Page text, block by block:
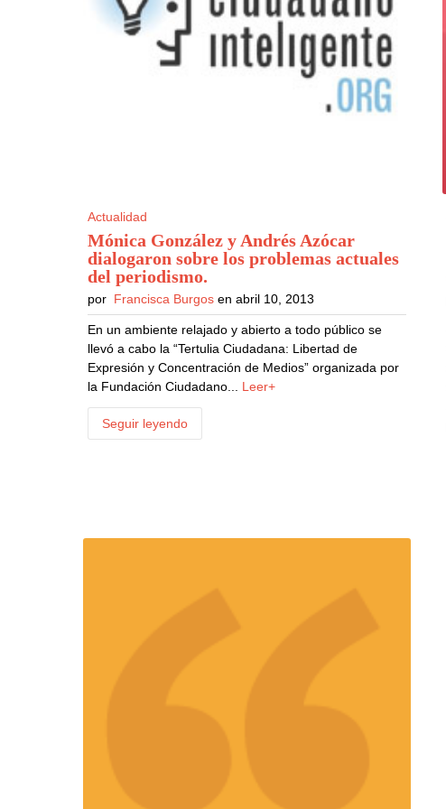
Actualidad
Mónica González y Andrés Azócar
dialogaron sobre los problemas actuales
del periodismo.
por Francisca Burgos en abril 10, 2013
En un ambiente relajado y abierto a todo público se
llevó a cabo la “Tertulia Ciudadana: Libertad de
Expresión y Concentración de Medios” organizada por
la Fundación Ciudadano... Leer+
Seguir leyendo